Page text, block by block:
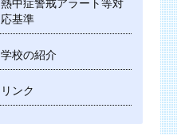
応基準
学校の紹介
リンク